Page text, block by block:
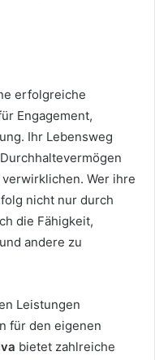
erfolgreiche
Engagement,
Ihr Lebensweg
Wer ihre
nicht nur durch
die Fähigkeit,
andere zu
Leistungen
für den eigenen
bietet zahlreiche